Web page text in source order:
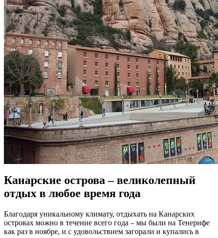
Канарские острова – великолепный
отдых в любое время года
Благодаря уникальному климату, отдыхать на Канарских
островах можно в течение всего года – мы были на Тенерифе
как раз в ноябре, и с удовольствием загорали и купались в